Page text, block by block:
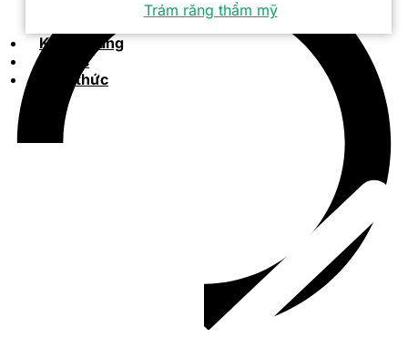
Trám răng thẩm mỹ
Khách hàng
Tin tức
Kiến thức